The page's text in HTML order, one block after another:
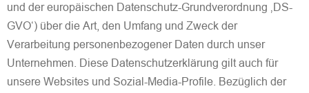
und der europäischen Datenschutz-Grundverordnung ‚DS-
GVO‘) über die Art, den Umfang und Zweck der
Verarbeitung personenbezogener Daten durch unser
Unternehmen. Diese Datenschutzerklärung gilt auch für
unsere Websites und Sozial-Media-Profile. Bezüglich der